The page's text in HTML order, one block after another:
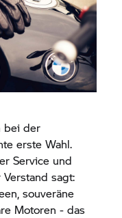
bei der
erste Wahl.
Service und
sagt:
souveräne
Motoren - das